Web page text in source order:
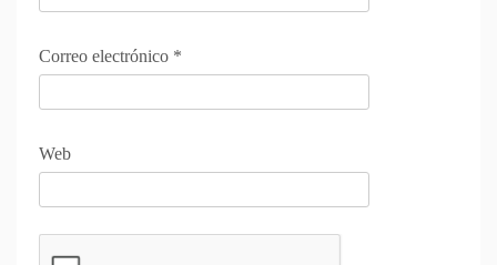
Correo electrónico *
Web